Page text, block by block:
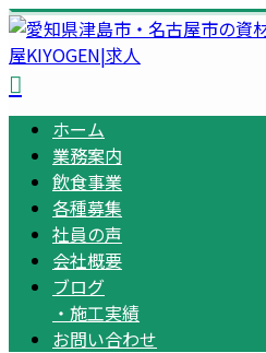
ホーム
業務案内
飲食事業
各種募集
社員の声
会社概要
ブログ
・ 施工実績
お問い合わせ